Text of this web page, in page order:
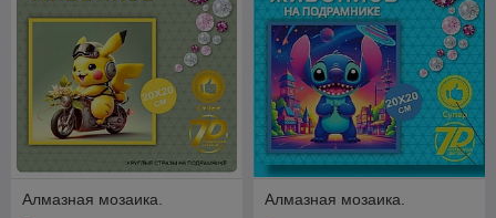
Алмазная мозаика.
Алмазная мозаика.